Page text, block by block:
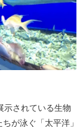
示されている生物
が泳ぐ「太平洋」